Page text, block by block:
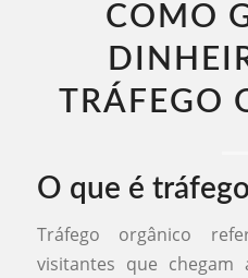
COMO
TRÁFEGO
O que é
Tráfego orgânico
visitantes que